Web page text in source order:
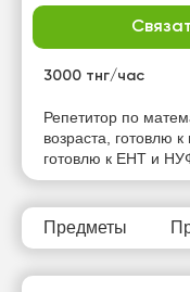
3000 тнг/час
Репетитор по
возраста,
готовлю к ЕНТ и
Предметы
19:00
19:30
20:00
20:30